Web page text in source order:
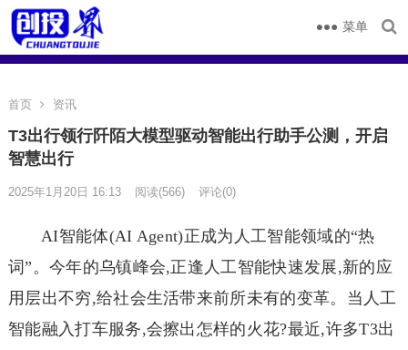
菜单
首页 资讯
T3出行领行阡陌大模型驱动智能出行助手公测，开启
智慧出行
2025年1月20日 16:13 阅读(566) 评论(0)
AI智能体(AI Agent)正成为人工智能领域的“热
词”。今年的乌镇峰会,正逢人工智能快速发展,新的应
用层出不穷,给社会生活带来前所未有的变革。当人工
智能融入打车服务,会擦出怎样的火花?最近,许多T3出